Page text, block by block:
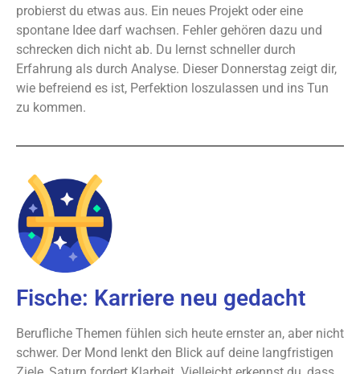
probierst du etwas aus. Ein neues Projekt oder eine
spontane Idee darf wachsen. Fehler gehören dazu und
schrecken dich nicht ab. Du lernst schneller durch
Erfahrung als durch Analyse. Dieser Donnerstag zeigt dir,
wie befreiend es ist, Perfektion loszulassen und ins Tun
zu kommen.
Fische: Karriere neu gedacht
Berufliche Themen fühlen sich heute ernster an, aber nicht
schwer. Der Mond lenkt den Blick auf deine langfristigen